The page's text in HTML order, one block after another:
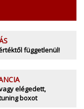
függetlenül!
elégedett,
boxot